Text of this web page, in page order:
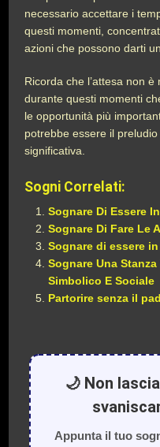
necessario accettare i
questi momenti,
azioni che possono darti
Ricorda che l’attesa non
durante questi momenti
le opportunità più
potrebbe essere il
significativa.
Sogni Correlati:
Sognare Di Essere
Sognare Di Fare Le
Sognare di essere
Sognare Una
Simbolico E Sociale
Partorire senza il
🌙 Non
Appunta il tuo